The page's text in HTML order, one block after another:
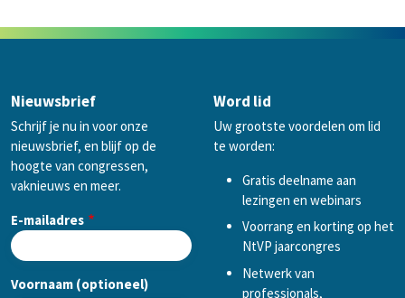
Nieuwsbrief
Schrijf je nu in voor onze
nieuwsbrief, en blijf op de
hoogte van congressen,
vaknieuws en meer.
E-mailadres
Voornaam (optioneel)
Word lid
Uw grootste voordelen om lid
te worden:
Gratis deelname aan
lezingen en webinars
Voorrang en korting op het
NtVP jaarcongres
Netwerk van
professionals,